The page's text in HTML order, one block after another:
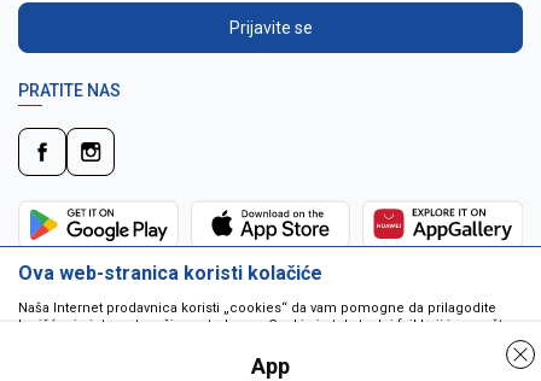
Prijavite se
PRATITE NAS
Ova web-stranica koristi kolačiće
Naša Internet prodavnica koristi „cookies“ da vam pomogne da prilagodite
korišćenje interneta vašim potrebama. Cookie je tekstualni fajl koji je smešten
da pokrenu program ili da isporuče virus vašem računaru. Cookie-i su
jedinstveno dodeljeni vama, i jedino mogu biti pročitani od strane web servera
App